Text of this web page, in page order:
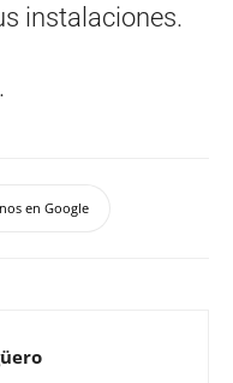
instalaciones.
en Google